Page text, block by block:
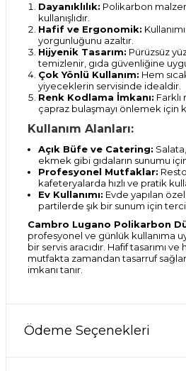
Dayanıklılık: Polikarbon
kullanışlıdır.
Hafif ve Ergonomik:
yorgunluğunu azaltır.
Hijyenik Tasarım: Pürüzsüz
temizlenir, gıda güvenliğine
Çok Yönlü Kullanım: Hem
yiyeceklerin servisinde idealdir.
Renk Kodlama İmkanı:
çapraz bulaşmayı önlemek için
Kullanım Alanları:
Açık Büfe ve Catering:
ekmek gibi gıdaların sunumu
Profesyonel Mutfaklar:
kafeteryalarda hızlı ve pratik
Ev Kullanımı: Evde yapılan
partilerde şık bir sunum için
Cambro Lugano Polikarbon
profesyonel ve günlük kullanıma
bir servis aracıdır. Hafif tasarımı ve
mutfakta zamandan tasarruf
imkanı tanır.
Ödeme Seçenekleri